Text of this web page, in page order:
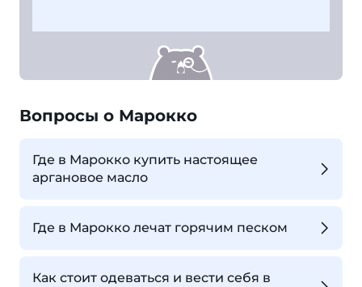
Вопросы о Марокко
Где в Марокко купить настоящее
аргановое масло
Где в Марокко лечат горячим песком
Как стоит одеваться и вести себя в